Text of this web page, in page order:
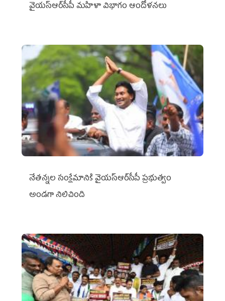
వైయ‌స్ఆర్‌సీపీ మహిళా విభాగం ఆందోళనలు
నేతన్నల సంక్షేమానికి వైయ‌స్ఆర్‌సీపీ ప్రభుత్వం
అండగా నిలిచింది